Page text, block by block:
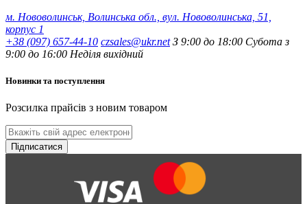
м. Нововолинськ, Волинська обл., вул. Нововолинська, 51,
корпус 1
+38 (097) 657-44-10 czsales@ukr.net З 9:00 до 18:00 Субота з
9:00 до 16:00 Неділя вихідний
Новинки та поступлення
Розсилка прайсів з новим товаром
Підписатися